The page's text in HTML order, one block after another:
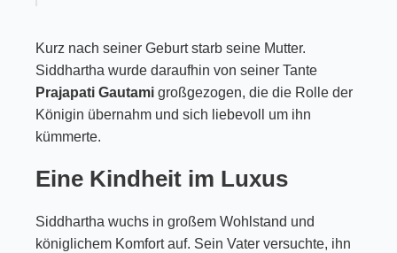
Kurz nach seiner Geburt starb seine Mutter.
Siddhartha wurde daraufhin von seiner Tante
Prajapati Gautami großgezogen, die die Rolle der
Königin übernahm und sich liebevoll um ihn
kümmerte.
Eine Kindheit im Luxus
Siddhartha wuchs in großem Wohlstand und
königlichem Komfort auf. Sein Vater versuchte, ihn